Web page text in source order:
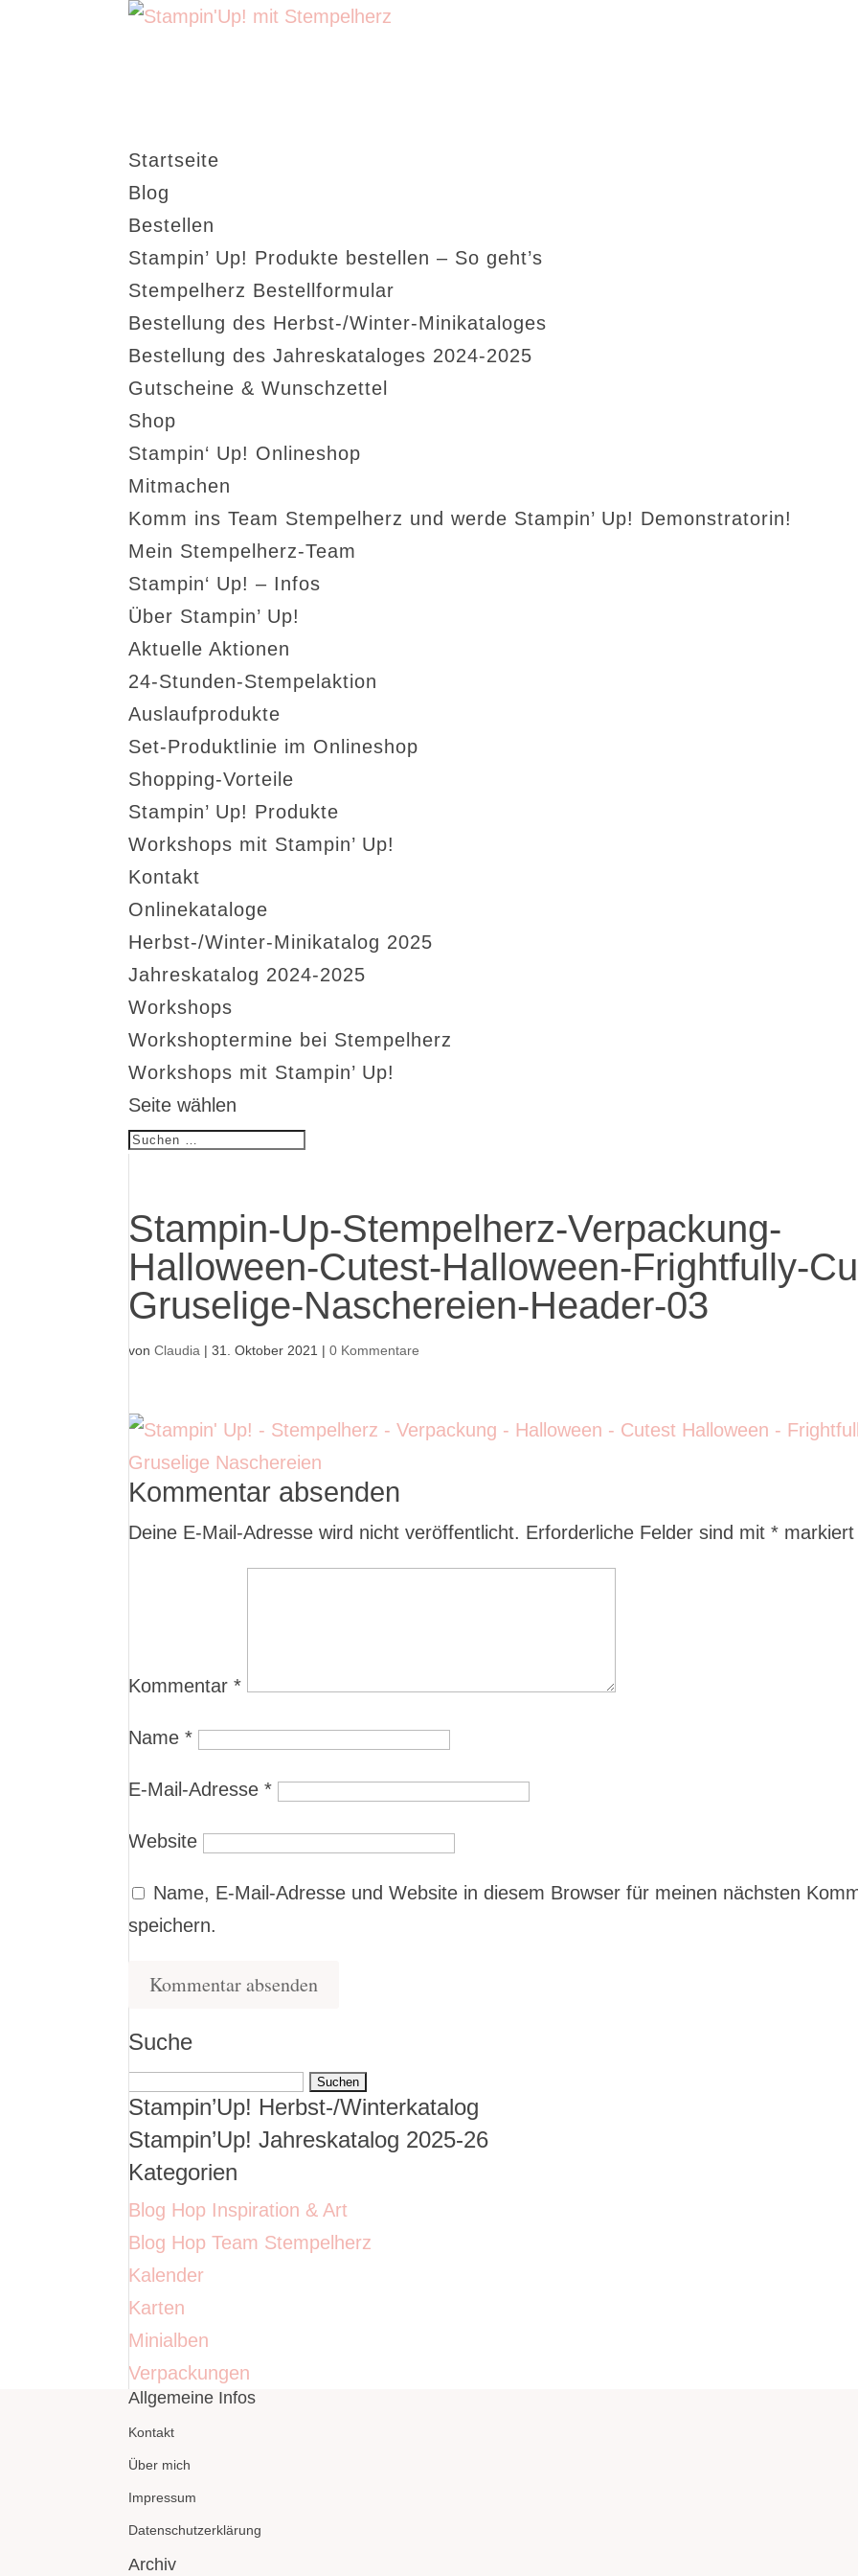
Startseite
Blog
Bestellen
Stampin’ Up! Produkte bestellen – So geht’s
Stempelherz Bestellformular
Bestellung des Herbst-/Winter-Minikataloges
Bestellung des Jahreskataloges 2024-2025
Gutscheine & Wunschzettel
Shop
Stampin‘ Up! Onlineshop
Mitmachen
Komm ins Team Stempelherz und werde Stampin’ Up! Demonstratorin!
Mein Stempelherz-Team
Stampin‘ Up! – Infos
Über Stampin’ Up!
Aktuelle Aktionen
24-Stunden-Stempelaktion
Auslaufprodukte
Set-Produktlinie im Onlineshop
Shopping-Vorteile
Stampin’ Up! Produkte
Workshops mit Stampin’ Up!
Kontakt
Onlinekataloge
Herbst-/Winter-Minikatalog 2025
Jahreskatalog 2024-2025
Workshops
Workshoptermine bei Stempelherz
Workshops mit Stampin’ Up!
Seite wählen
Stampin-Up-Stempelherz-Verpackung-
Halloween-Cutest-Halloween-Frightfully-
Gruselige-Naschereien-Header-03
vonClaudia |31. Oktober 2021 |0 Kommentare
Kommentar absenden
Deine E-Mail-Adresse wird nicht veröffentlicht. Erforderliche Felder sind mit* markiert
Kommentar*
Name*
E-Mail-Adresse*
Website
Name, E-Mail-Adresse und Website in diesem Browser für meinen nächsten
speichern.
Suche
Suchen
nach:
Stampin’Up! Herbst-/Winterkatalog
Stampin’Up! Jahreskatalog 2025-26
Kategorien
Blog Hop Inspiration & Art
Blog Hop Team Stempelherz
Kalender
Karten
Minialben
Verpackungen
Allgemeine Infos
Kontakt
Über mich
Impressum
Datenschutzerklärung
Archiv